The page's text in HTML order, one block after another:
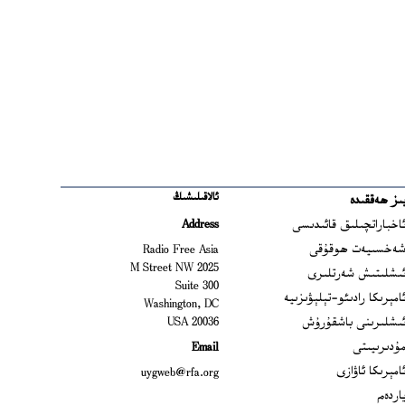
ھەققىدە
ئاخباراتچىلىق قائىدىسى
شەخسىيەت ھوقۇقى
ئىشلىتىش شەرتلىرى
ئامېرىكا رادىئو-تېلېۋىزىيە
ئىشلىرىنى باشقۇرۇش
مۇدىرىيىتى
ئامېرىكا ئاۋازى
ياردەم
ئالاقىلىشىڭ
Address
Radio Free Asia
2025 M Street NW
Suite 300
Washington, DC
20036 USA
Email
uygweb@rfa.org